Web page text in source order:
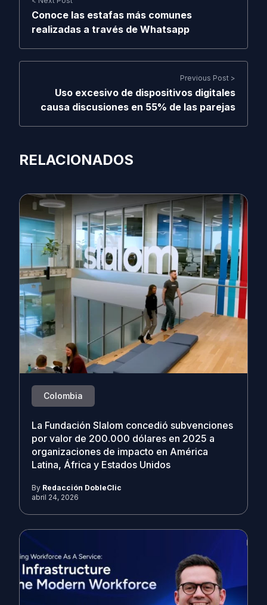
Conoce las estafas más comunes
realizadas a través de Whatsapp
Previous Post >
Uso excesivo de dispositivos digitales
causa discusiones en 55% de las parejas
RELACIONADOS
Colombia
La Fundación Slalom concedió subvenciones
por valor de 200.000 dólares en 2025 a
organizaciones de impacto en América
Latina, África y Estados Unidos
By Redacción DobleClic
abril 24, 2026